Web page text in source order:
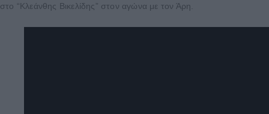
στο “Κλεάνθης Βικελίδης” στον αγώνα με τον Άρη.